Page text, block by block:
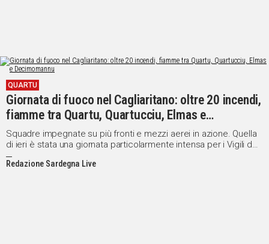
QUARTU
Giornata di fuoco nel Cagliaritano: oltre 20 incendi,
fiamme tra Quartu, Quartucciu, Elmas e
Decimomannu
Squadre impegnate su più fronti e mezzi aerei in azione. Quella
di ieri è stata una giornata particolarmente intensa per i Vigili del
Fuoco del Comando di Cagliari
Redazione Sardegna Live